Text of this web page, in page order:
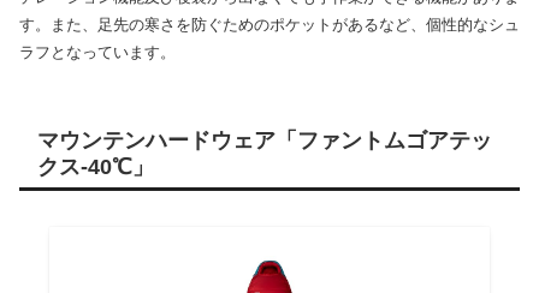
す。また、足先の寒さを防ぐためのポケットがあるなど、個性的なシュ
ラフとなっています。
マウンテンハードウェア「ファントムゴアテッ
クス-40℃」